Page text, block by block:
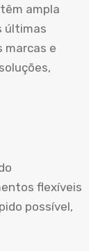
ampla
últimas
marcas e
flexíveis
possível,